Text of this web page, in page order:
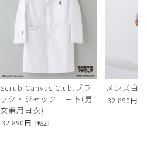
Scrub Canvas Club:ブラ
ック・ジャックコート(男
女兼用白衣)
32,890円 （税込）
メンズ白
32,890円